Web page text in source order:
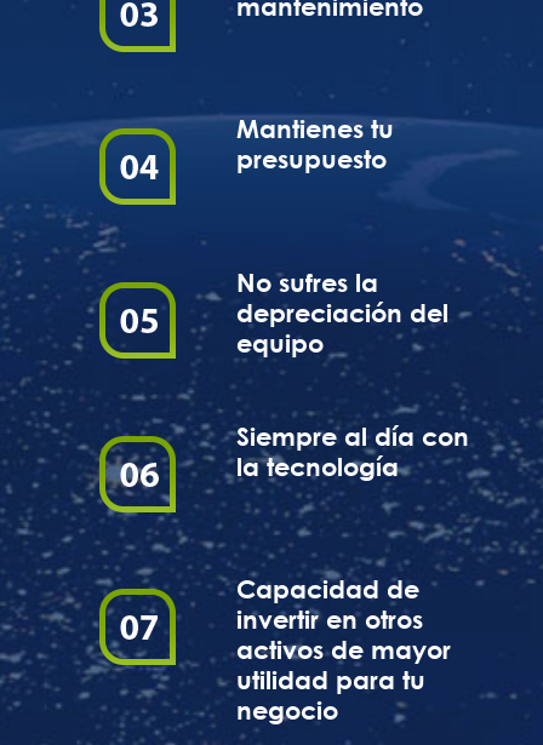
mantenimiento
Mantienes tu
presupuesto
No sufres la
depreciación del
equipo
Siempre al día con
la tecnología
Capacidad de
invertir en otros
activos de mayor
utilidad para tu
negocio